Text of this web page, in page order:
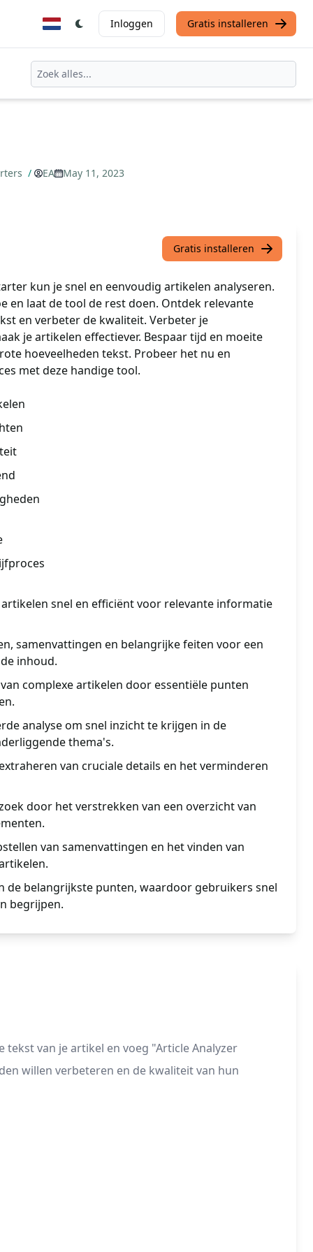
Inloggen Gratis installeren
/ EA
May 11, 2023
Gratis installeren
kun je snel en eenvoudig artikelen analyseren.
en laat de tool de rest doen. Ontdek relevante
en verbeter de kwaliteit. Verbeter je
je artikelen effectiever. Bespaar tijd en moeite
hoeveelheden tekst. Probeer het nu en
met deze handige tool.
snel en efficiënt voor relevante informatie
samenvattingen en belangrijke feiten voor een
inhoud.
complexe artikelen door essentiële punten
analyse om snel inzicht te krijgen in de
thema's.
van cruciale details en het verminderen
door het verstrekken van een overzicht van
van samenvattingen en het vinden van
de belangrijkste punten, waardoor gebruikers snel
begrijpen.
van je artikel en voeg "Article Analyzer
willen verbeteren en de kwaliteit van hun